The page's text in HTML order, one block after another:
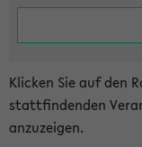
Klicken Sie auf den
stattfindenden
anzuzeigen.